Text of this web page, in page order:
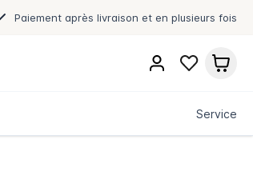
Paiement après livraison et en plusieurs fois
Service